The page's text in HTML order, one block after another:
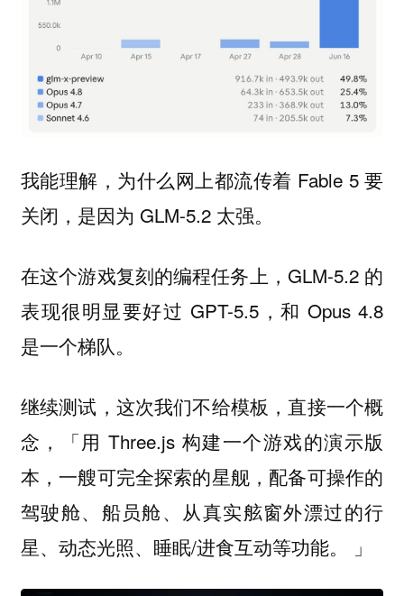
我能理解，为什么网上都流传着 Fable 5 要
关闭，是因为 GLM-5.2 太强。
在这个游戏复刻的编程任务上，GLM-5.2 的
表现很明显要好过 GPT-5.5，和 Opus 4.8
是一个梯队。
继续测试，这次我们不给模板，直接一个概
念，「用 Three.js 构建一个游戏的演示版
本，一艘可完全探索的星舰，配备可操作的
驾驶舱、船员舱、从真实舷窗外漂过的行
星、动态光照、睡眠/进食互动等功能。 」